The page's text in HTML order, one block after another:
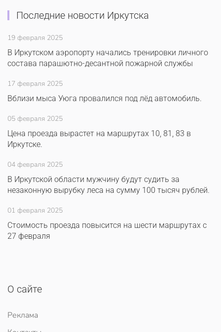
Последние новости Иркутска
19 февраля 2025
В Иркутском аэропорту начались тренировки личного
состава парашютно-десантной пожарной службы
17 февраля 2025
Вблизи мыса Уюга провалился под лёд автомобиль.
05 февраля 2025
Цена проезда вырастет на маршрутах 10, 81, 83 в
Иркутске.
04 февраля 2025
В Иркутской области мужчину будут судить за
незаконную вырубку леса на сумму 100 тысяч рублей.
01 февраля 2025
Стоимость проезда повысится на шести маршрутах с
27 февраля
О сайте
Реклама